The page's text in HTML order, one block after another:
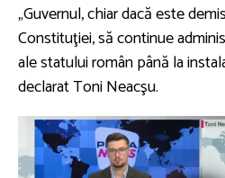
„Guvernul, chiar dacă este
Constituţiei, să continue
ale statului român până la
declarat Toni Neacşu.